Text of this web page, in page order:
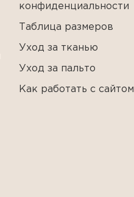
конфиденциальности
Таблица размеров
Уход за тканью
Уход за пальто
Как работать с сайтом